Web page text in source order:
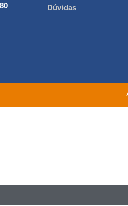
Dúvidas